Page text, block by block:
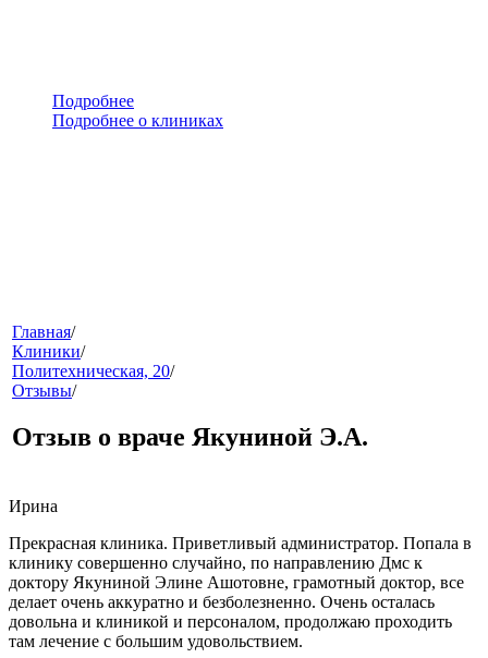
Подробнее
Подробнее о клиниках
меню
Главная/
Клиники/
Политехническая, 20/
Отзывы/
Отзыв о враче Якуниной Э.А.
Ирина
Прекрасная клиника. Приветливый администратор. Попала в
клинику совершенно случайно, по направлению Дмс к
доктору Якуниной Элине Ашотовне, грамотный доктор, все
делает очень аккуратно и безболезненно. Очень осталась
довольна и клиникой и персоналом, продолжаю проходить
там лечение с большим удовольствием.